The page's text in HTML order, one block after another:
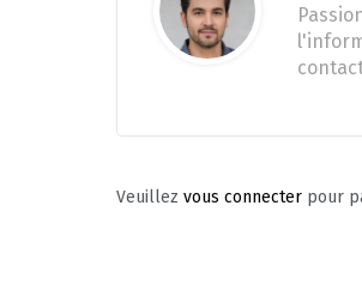
Veuillez vous connecter pour